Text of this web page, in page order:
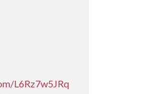
L6Rz7w5JRq